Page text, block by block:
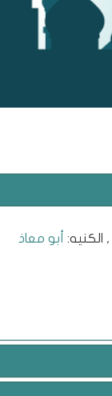
, الكنيه:
أبو معاذ